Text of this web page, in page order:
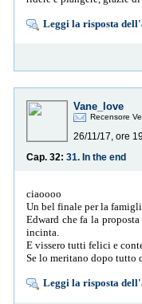
Leggi la risposta
Vane_love
Recensore
26/11/17, ore
Cap. 32: 31. In the end
ciaoooo
Un bel finale per la
Edward che fa la
incinta.
E vissero tutti felici e
Se lo meritano dopo tutto
Leggi la risposta